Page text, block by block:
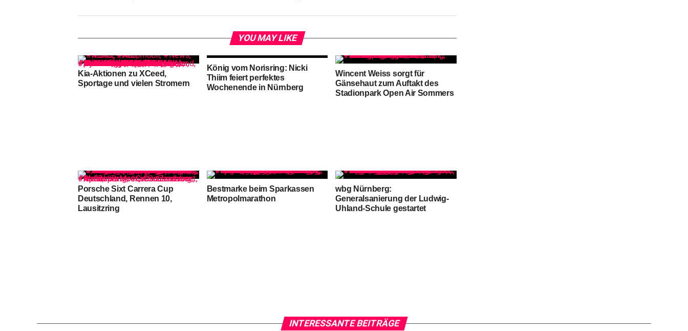
YOU MAY LIKE
Kia-Aktionen zu XCeed,
Sportage und vielen Stromern
König vom Norisring: Nicki
Thiim feiert perfektes
Wochenende in Nürnberg
Wincent Weiss sorgt für
Gänsehaut zum Auftakt des
Stadionpark Open Air Sommers
Porsche Sixt Carrera Cup
Deutschland, Rennen 10,
Lausitzring
Bestmarke beim Sparkassen
Metropolmarathon
wbg Nürnberg:
Generalsanierung der Ludwig-
Uhland-Schule gestartet
INTERESSANTE BEITRÄGE